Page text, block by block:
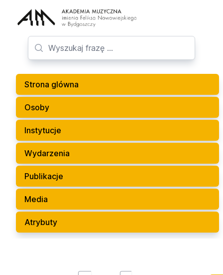
Strona glówna
Osoby
Instytucje
Wydarzenia
Publikacje
Media
Atrybuty